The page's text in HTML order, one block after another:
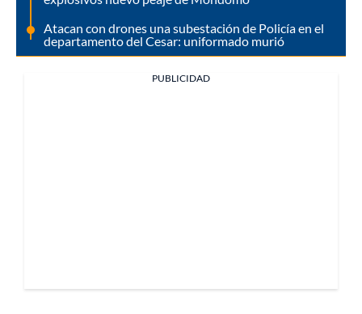
Atacan con drones una subestación de Policía en el
departamento del Cesar: uniformado murió
PUBLICIDAD